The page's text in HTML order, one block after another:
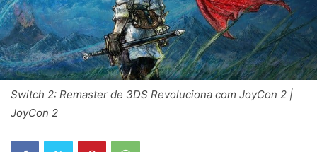
Switch 2: Remaster de 3DS Revoluciona com JoyCon 2 |
JoyCon 2